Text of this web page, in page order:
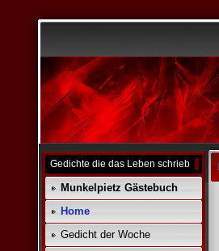
Gedichte die das Leben schrieb
Munkelpietz Gästebuch
Home
Gedicht der Woche